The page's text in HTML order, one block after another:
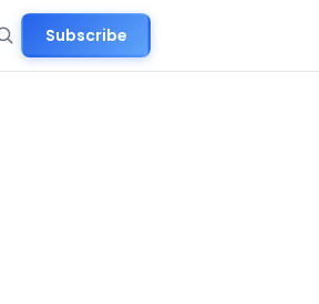
Subscribe